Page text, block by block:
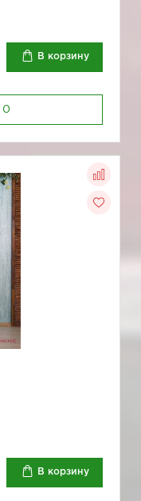
В корзину
0
В корзину